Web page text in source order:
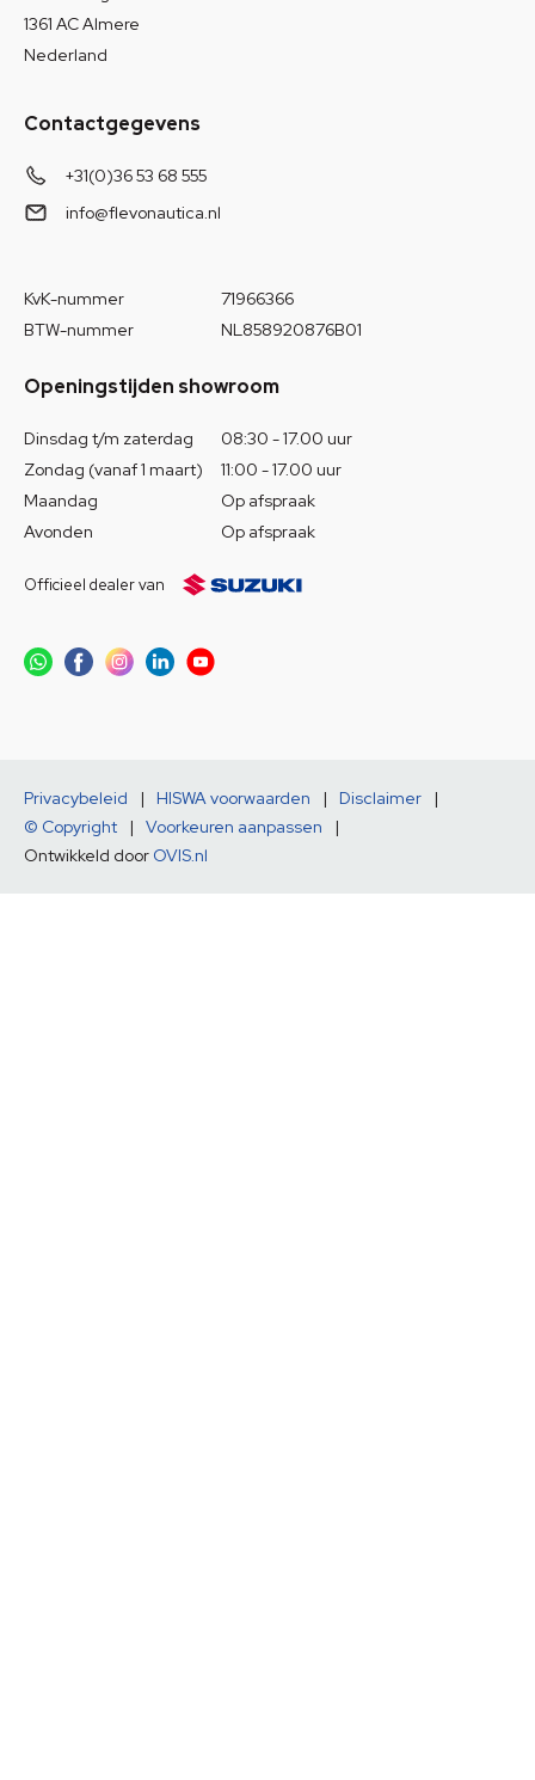
1361 AC Almere
Nederland
Contactgegevens
+31(0)36 53 68 555
info@flevonautica.nl
KvK-nummer
71966366
BTW-nummer
NL858920876B01
Openingstijden showroom
Dinsdag t/m zaterdag
08:30 - 17.00 uur
Zondag (vanaf 1 maart)
11:00 - 17.00 uur
Maandag
Op afspraak
Avonden
Op afspraak
Officieel dealer van
Privacybeleid | HISWA voorwaarden | Disclaimer
|
© Copyright
| Voorkeuren aanpassen
|
Ontwikkeld door OVIS.nl